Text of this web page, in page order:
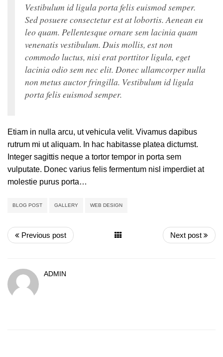
Vestibulum id ligula porta felis euismod semper.
Sed posuere consectetur est at lobortis. Aenean eu
leo quam. Pellentesque ornare sem lacinia quam
venenatis vestibulum. Duis mollis, est non
commodo luctus, nisi erat porttitor ligula, eget
lacinia odio sem nec elit. Donec ullamcorper nulla
non metus auctor fringilla. Vestibulum id ligula
porta felis euismod semper.
Etiam in nulla arcu, ut vehicula velit. Vivamus dapibus
rutrum mi ut aliquam. In hac habitasse platea dictumst.
Integer sagittis neque a tortor tempor in porta sem
vulputate. Donec varius felis fermentum nisl imperdiet at
molestie purus porta…
BLOG POST GALLERY WEB DESIGN
Previous post Next post
ADMIN